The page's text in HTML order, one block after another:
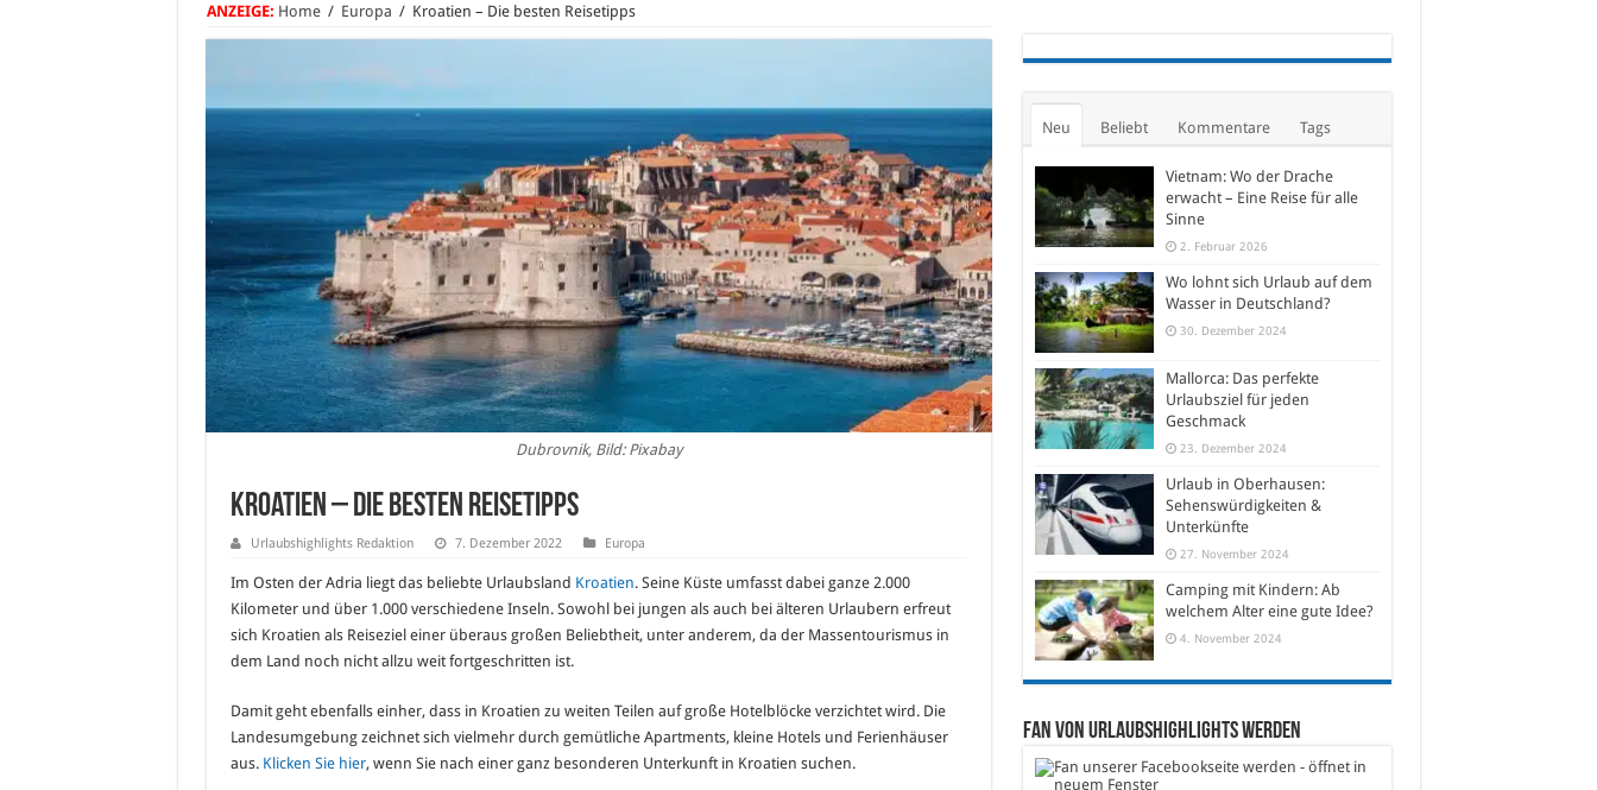
ANZEIGE: Home / Europa / Kroatien – Die besten Reisetipps
Dubrovnik, Bild: Pixabay
Kroatien – Die besten Reisetipps
Urlaubshighlights Redaktion 7. Dezember 2022 Europa
Im Osten der Adria liegt das beliebte Urlaubsland Kroatien. Seine Küste umfasst dabei ganze 2.000
Kilometer und über 1.000 verschiedene Inseln. Sowohl bei jungen als auch bei älteren Urlaubern erfreut
sich Kroatien als Reiseziel einer überaus großen Beliebtheit, unter anderem, da der Massentourismus in
dem Land noch nicht allzu weit fortgeschritten ist.
Damit geht ebenfalls einher, dass in Kroatien zu weiten Teilen auf große Hotelblöcke verzichtet wird. Die
Landesumgebung zeichnet sich vielmehr durch gemütliche Apartments, kleine Hotels und Ferienhäuser
aus. Klicken Sie hier, wenn Sie nach einer ganz besonderen Unterkunft in Kroatien suchen.
Neu Beliebt Kommentare Tags
Vietnam: Wo der Drache
erwacht – Eine Reise für alle
Sinne
2. Februar 2026
Wo lohnt sich Urlaub auf dem
Wasser in Deutschland?
30. Dezember 2024
Mallorca: Das perfekte
Urlaubsziel für jeden
Geschmack
23. Dezember 2024
Urlaub in Oberhausen:
Sehenswürdigkeiten &
Unterkünfte
27. November 2024
Camping mit Kindern: Ab
welchem Alter eine gute Idee?
4. November 2024
Fan von Urlaubshighlights werden